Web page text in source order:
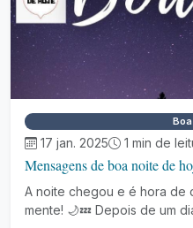
17 jan. 2025 1 min de
Mensagens de boa noite de
A noite chegou e é hora de
mente! 🌙💤 Depois de um